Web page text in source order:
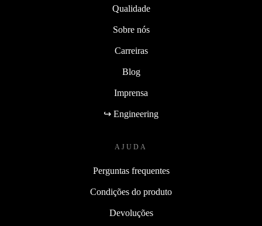
Qualidade
Sobre nós
Carreiras
Blog
Imprensa
↪ Engineering
AJUDA
Perguntas frequentes
Condições do produto
Devoluções